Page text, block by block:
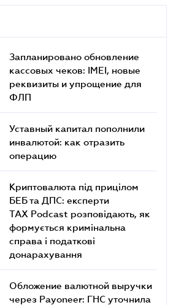
Запланировано обновление
кассовых чеков: IMEI, новые
реквизиты и упрощение для
ФЛП
Уставный капитал пополнили
инвалютой: как отразить
операцию
Криптовалюта під прицілом
БЕБ та ДПС: експерти
TAX Podcast розповідають, як
формується кримінальна
справа і податкові
донарахування
Обложение валютной выручки
через Payoneer: ГНС уточнила